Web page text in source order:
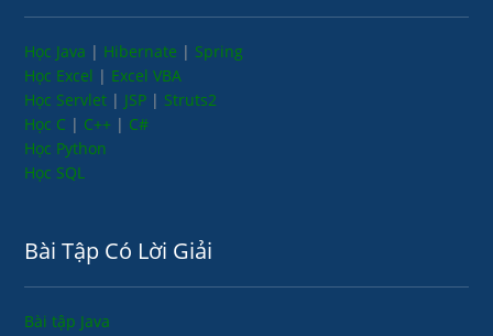
Học Java | Hibernate | Spring
Học Excel | Excel VBA
Học Servlet | JSP | Struts2
Học C | C++ | C#
Học Python
Học SQL
Bài Tập Có Lời Giải
Bài tập Java